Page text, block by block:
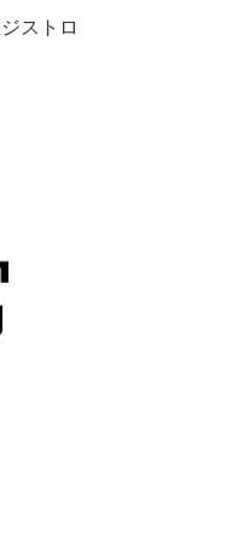
ストロ